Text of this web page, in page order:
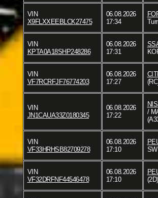
VIN
X9FLXXEEBLCK27475
06.08.2026
17:34
VIN
KPTA0A18SHP248286
06.08.2026
17:31
VIN
VF7RCRFJF76774203
06.08.2026
17:27
VIN
JN1CAUA33Z0180345
06.08.2026
17:22
/
VIN
VF33HRHSB82709278
06.08.2026
17:10
VIN
VF32DRFNF44546478
06.08.2026
17:10
(2D)